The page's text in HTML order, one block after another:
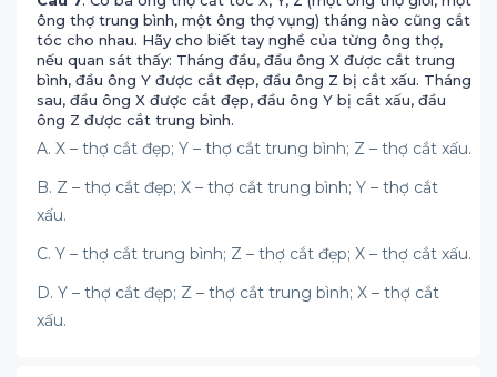
ông thợ trung bình, một ông thợ vụng) tháng nào cũng cắt
tóc cho nhau. Hãy cho biết tay nghề của từng ông thợ,
nếu quan sát thấy: Tháng đầu, đầu ông X được cắt trung
bình, đầu ông Y được cắt đẹp, đầu ông Z bị cắt xấu. Tháng
sau, đầu ông X được cắt đẹp, đầu ông Y bị cắt xấu, đầu
ông Z được cắt trung bình.
A. X – thợ cắt đẹp; Y – thợ cắt trung bình; Z – thợ cắt xấu.
B. Z – thợ cắt đẹp; X – thợ cắt trung bình; Y – thợ cắt
xấu.
C. Y – thợ cắt trung bình; Z – thợ cắt đẹp; X – thợ cắt xấu.
D. Y – thợ cắt đẹp; Z – thợ cắt trung bình; X – thợ cắt
xấu.